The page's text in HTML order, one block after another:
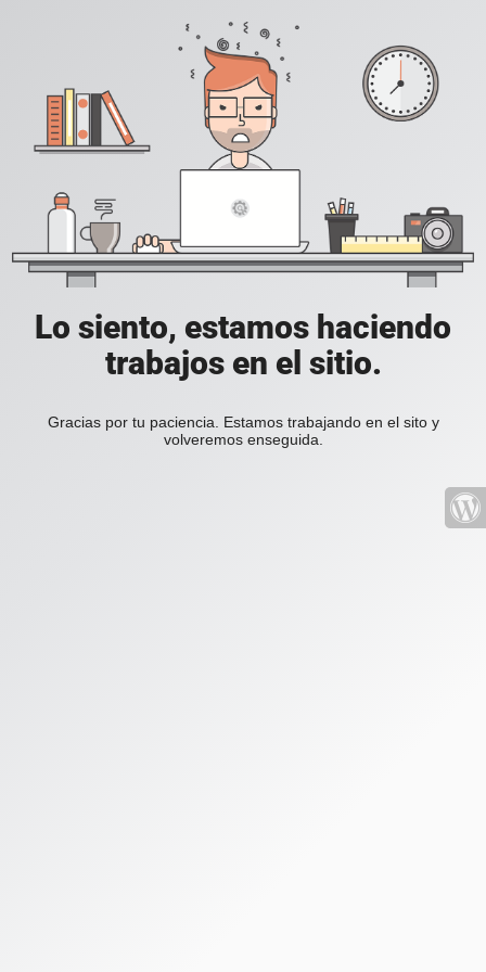
Lo siento, estamos haciendo
trabajos en el sitio.
Gracias por tu paciencia. Estamos trabajando en el sito y
volveremos enseguida.